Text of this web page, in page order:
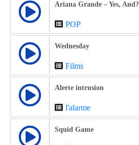
Ariana Grande – Yes, And?
POP
Wednesday
Films
Alerte intrusion
l'alarme
Squid Game